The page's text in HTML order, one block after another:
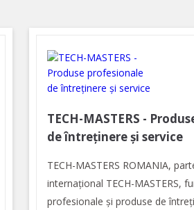
TECH-MASTERS -
de întreținere și service
TECH-MASTERS ROMANIA,
internațional TECH-MASTERS,
profesionale și produse de